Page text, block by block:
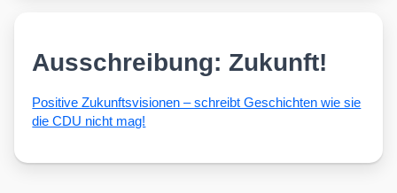
Ausschreibung: Zukunft!
Posi­ti­ve Zukunfts­vi­sio­nen – schreibt Geschich­ten wie sie
die CDU nicht mag!